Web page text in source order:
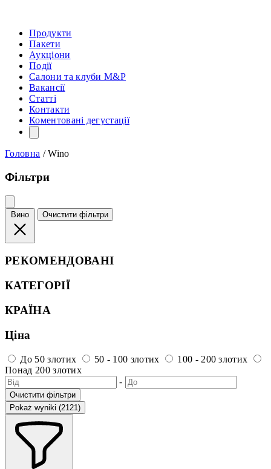
Продукти
Пакети
Аукціони
Події
Салони та клуби M&P
Вакансії
Статті
Контакти
Коментовані дегустації
Головна /Wino
Фільтри
Вино Очистити фільтри
РЕКОМЕНДОВАНІ
КАТЕГОРІЇ
КРАЇНА
Ціна
До 50 злотих 50 - 100 злотих
100 - 200 злотих
Понад 200 злотих
-
Очистити фільтри
Pokaż wyniki (2121)